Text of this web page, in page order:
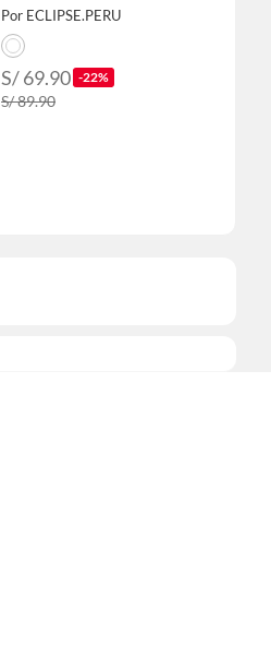
Por ECLIPSE.PERU
S/ 69.90 -22%
S/ 89.90